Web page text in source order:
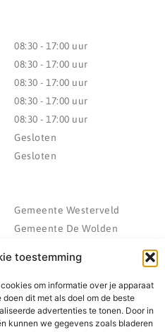
toestemming
om informatie over je apparaat
dit met als doel om de beste
advertenties te tonen. Door in
kunnen we gegevens zoals bladeren
08:30 - 17:00 uur
08:30 - 17:00 uur
08:30 - 17:00 uur
08:30 - 17:00 uur
08:30 - 17:00 uur
Gesloten
Gesloten
Gemeente Westerveld
Gemeente De Wolden
Heerenveen
Kampen
Emmeloord
Wolvega